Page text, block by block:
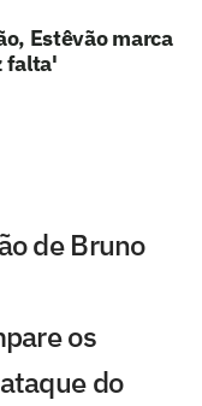
Estêvão marca
falta'
de Bruno
os
do